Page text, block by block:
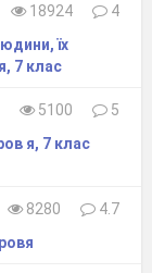
18924
4
їх
7 клас
5100
5
я, 7 клас
8280
4.7